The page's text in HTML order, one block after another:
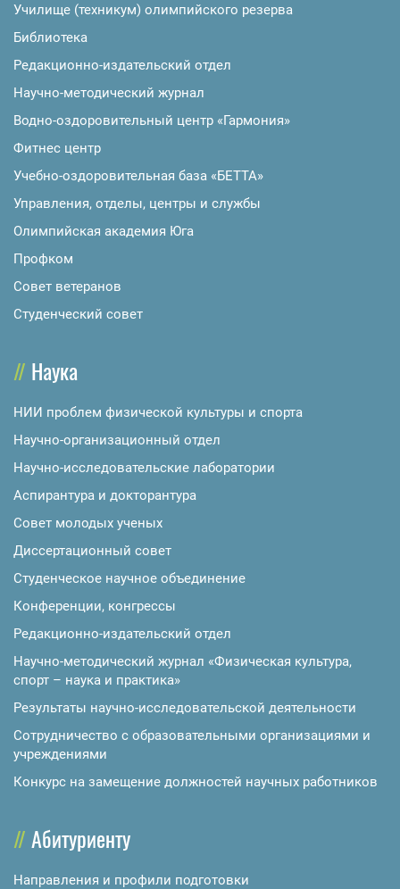
Училище (техникум) олимпийского резерва
Библиотека
Редакционно-издательский отдел
Научно-методический журнал
Водно-оздоровительный центр «Гармония»
Фитнес центр
Учебно-оздоровительная база «БЕТТА»
Управления, отделы, центры и службы
Олимпийская академия Юга
Профком
Совет ветеранов
Студенческий совет
Наука
НИИ проблем физической культуры и спорта
Научно-организационный отдел
Научно-исследовательские лаборатории
Аспирантура и докторантура
Совет молодых ученых
Диссертационный совет
Студенческое научное объединение
Конференции, конгрессы
Редакционно-издательский отдел
Научно-методический журнал «Физическая культура,
спорт – наука и практика»
Результаты научно-исследовательской деятельности
Сотрудничество с образовательными организациями и
учреждениями
Конкурс на замещение должностей научных работников
Абитуриенту
Направления и профили подготовки